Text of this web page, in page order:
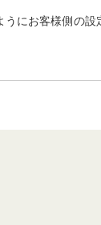
にお客様側の設